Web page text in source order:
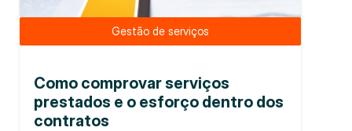
Gestão de serviços
Como comprovar serviços
prestados e o esforço dentro dos
contratos